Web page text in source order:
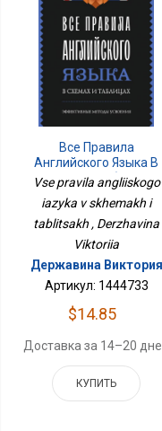
Все Правила
Английского Языка В
Схемах И Таблицах
Vse pravila angliiskogo
iazyka v skhemakh i
tablitsakh , Derzhavina
Viktoriia
Державина Виктория
Артикул: 1444733
$14.85
Доставка за 14–20
КУПИТЬ